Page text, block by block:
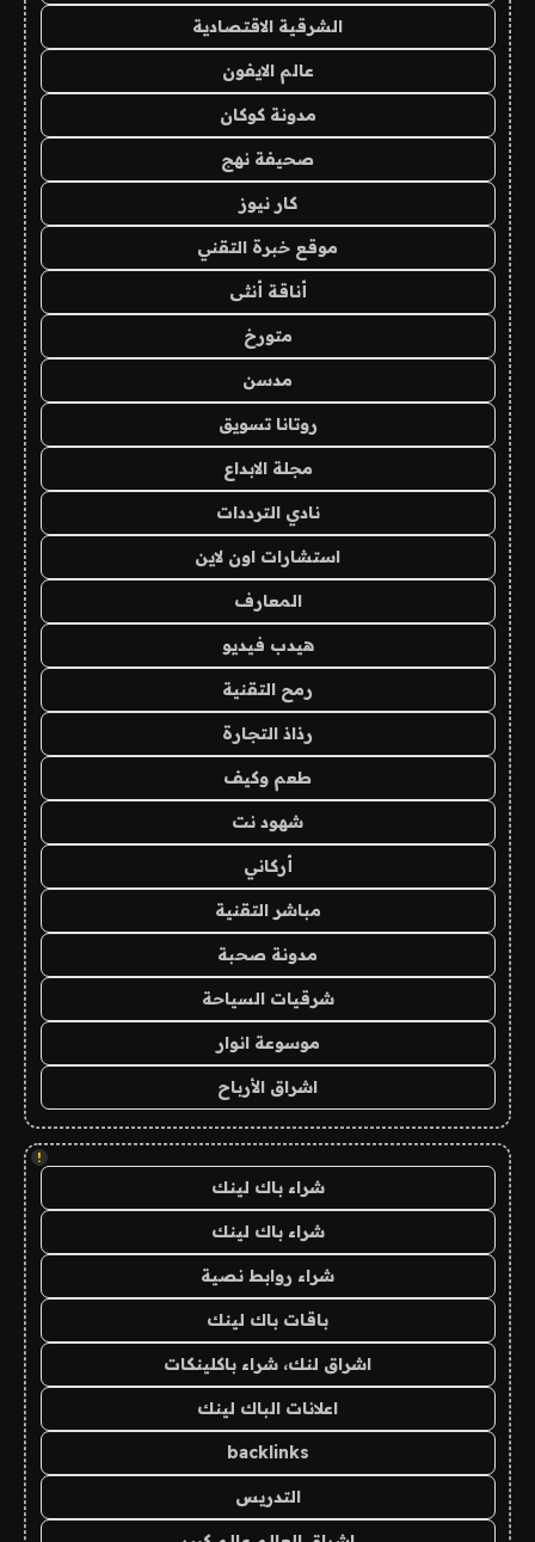
الشرقية الاقتصادية
عالم الايفون
مدونة كوكان
صحيفة نهج
كار نيوز
موقع خبرة التقني
أناقة أنثى
متورخ
مدسن
روتانا تسويق
مجلة الابداع
نادي الترددات
استشارات اون لاين
المعارف
هيدب فيديو
رمح التقنية
رذاذ التجارة
طعم وكيف
شهود نت
أركاني
مباشر التقنية
مدونة صحبة
شرقيات السياحة
موسوعة انوار
اشراق الأرباح
!
شراء باك لينك
شراء باك لينك
شراء روابط نصية
باقات باك لينك
اشراق لنك، شراء باكلينكات
اعلانات الباك لينك
backlinks
التدريس